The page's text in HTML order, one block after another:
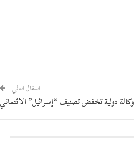
المقال التالي
وكالة دولية تخفض تصنيف “إسرائيل” الائتماني